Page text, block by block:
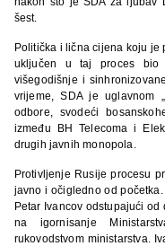
šest.
Politička i lična cijena koju je
uključen u taj proces
višegodišnje i
vrijeme, SDA je uglavnom
odbore, svodeći
između BH Telecoma i
drugih javnih monopola.
Protivljenje Rusije procesu
javno i očigledno od
Petar Ivancov odstupajući
na igornisanje
rukovodstvom ministarstva.